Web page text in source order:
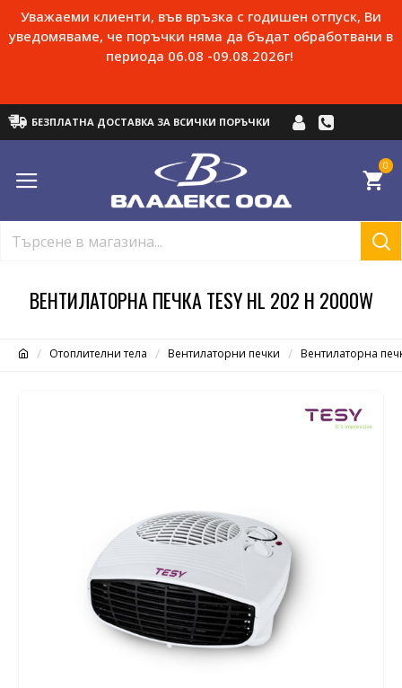
Уважаеми клиенти, във връзка с годишен отпуск, Ви
уведомяваме, че поръчки няма да бъдат обработвани в
периода 06.08 -09.08.2026г!
БЕЗПЛАТНА ДОСТАВКА ЗА ВСИЧКИ ПОРЪЧКИ
0
Отоплителни тела Вентилаторни печки Вентилаторна
ВЕНТИЛАТОРНА ПЕЧКА TESY HL 202 H 2000W